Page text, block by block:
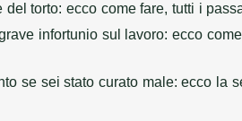
torto: ecco come fare, tutti i
infortunio sul lavoro: ecco
se sei stato curato male: ecco la